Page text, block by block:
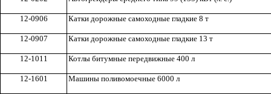
12-0906 Катки дорожные самоходные гладкие 8 т
12-0907 Катки дорожные самоходные гладкие 13 т
12-1011 Котлы битумные передвижные 400 л
12-1601 Машины поливомоечные 6000 л